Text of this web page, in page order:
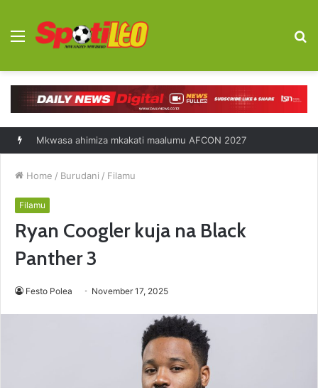
Menu
Home / Burudani / Filamu
Filamu
Ryan Coogler kuja na Black
Panther 3
Festo Polea November 17, 2025